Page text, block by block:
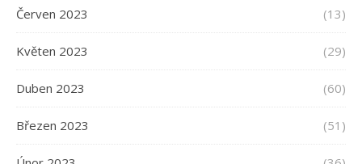
Červen 2023 (13)
Květen 2023 (29)
Duben 2023 (60)
Březen 2023 (51)